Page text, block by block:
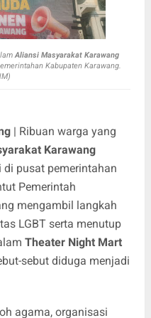
Aliansi Masyarakat Karawang
Kabupaten Karawang.
| Ribuan warga yang
Karawang
pusat pemerintahan
Pemerintah
mengambil langkah
LGBT serta menutup
Theater Night Mart
sebut diduga menjadi
agama, organisasi